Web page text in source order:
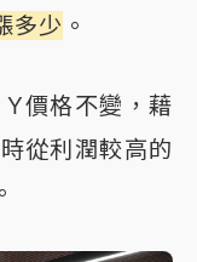
多少 。
價格不變，藉
從利潤較高的